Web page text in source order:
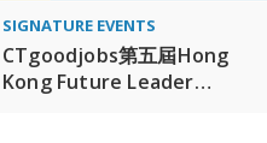
SIGNATURE EVENTS
CTgoodjobs第五屆Hong
Kong Future Leader